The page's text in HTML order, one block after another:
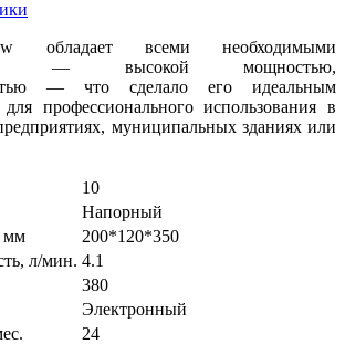
обладает всеми необходимыми
— высокой мощностью,
— что сделало его идеальным
для профессионального использования в
муниципальных зданиях или
10
Напорный
мм
200*120*350
л/мин. 4.1
380
Электронный
24